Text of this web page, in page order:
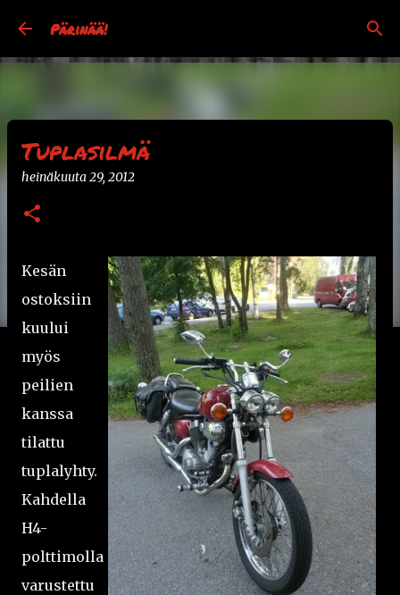
Pärinää!
Tuplasilmä
heinäkuuta 29, 2012
Kesän
ostoksiin
kuului
myös
peilien
kanssa
tilattu
tuplalyhty.
Kahdella
H4-
polttimolla
varustettu